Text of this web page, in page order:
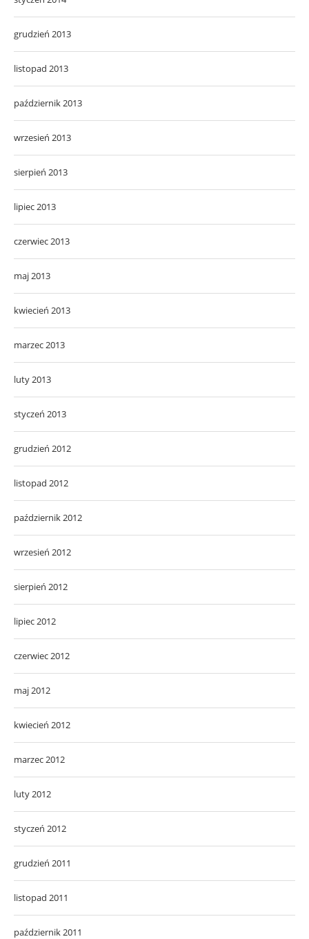
grudzień 2013
listopad 2013
październik 2013
wrzesień 2013
sierpień 2013
lipiec 2013
czerwiec 2013
maj 2013
kwiecień 2013
marzec 2013
luty 2013
styczeń 2013
grudzień 2012
listopad 2012
październik 2012
wrzesień 2012
sierpień 2012
lipiec 2012
czerwiec 2012
maj 2012
kwiecień 2012
marzec 2012
luty 2012
styczeń 2012
grudzień 2011
listopad 2011
październik 2011